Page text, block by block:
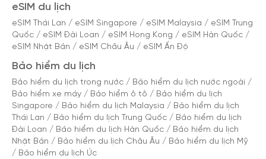
eSIM du lịch
eSIM Thái Lan / eSIM Singapore / eSIM Malaysia / eSIM Trung
Quốc / eSIM Đài Loan / eSIM Hong Kong / eSIM Hàn Quốc /
eSIM Nhật Bản / eSIM Châu Âu / eSIM Ấn Độ
Bảo hiểm du lịch
Bảo hiểm du lịch trong nước / Bảo hiểm du lịch nước ngoài /
Bảo hiểm xe máy / Bảo hiểm ô tô / Bảo hiểm du lịch
Singapore / Bảo hiểm du lịch Malaysia / Bảo hiểm du lịch
Thái Lan / Bảo hiểm du lịch Trung Quốc / Bảo hiểm du lịch
Đài Loan / Bảo hiểm du lịch Hàn Quốc / Bảo hiểm du lịch
Nhật Bản / Bảo hiểm du lịch Châu Âu / Bảo hiểm du lịch Mỹ
/ Bảo hiểm du lịch Úc